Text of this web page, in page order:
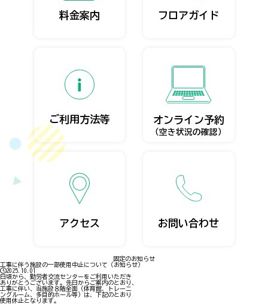
料金案内 フロアガイド
ご利用方法等 オンライン予約
（空き状況の確認）
アクセス お問い合わせ
固定のお知らせ
工事に伴う施設の一部使用中止について（お知らせ）
2025.10.01
日頃から、勤労者交流センターをご利用いただき
ありがとうございます。先日からご案内のとおり、
工事に伴い、当施設８階全面（体育館、トレーニ
ングルーム、多目的ホール等）は、下記のとおり
使用休止となります。